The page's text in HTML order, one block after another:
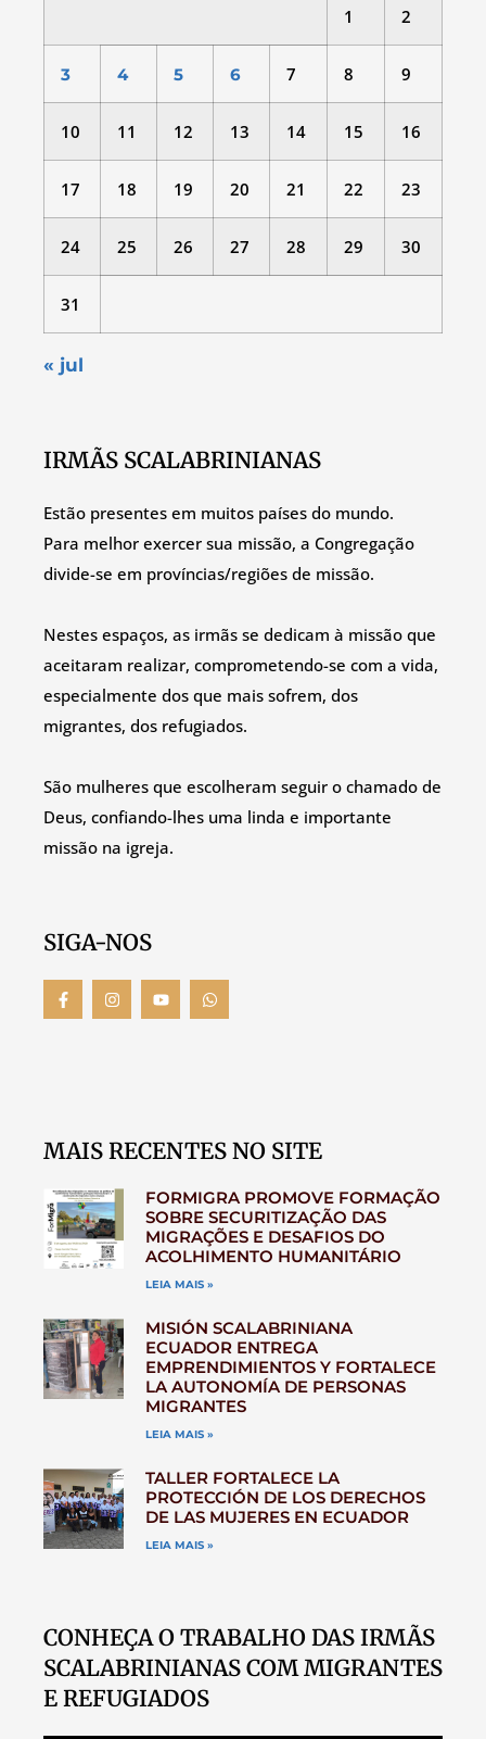
1 2
3 4 5 6 7 8 9
10 11 12 13 14 15 16
17 18 19 20 21 22 23
24 25 26 27 28 29 30
31
« jul
IRMÃS SCALABRINIANAS
Estão presentes em muitos países do mundo.
Para melhor exercer sua missão, a Congregação
divide-se em províncias/regiões de missão.
Nestes espaços, as irmãs se dedicam à missão que
aceitaram realizar, comprometendo-se com a vida,
especialmente dos que mais sofrem, dos
migrantes, dos refugiados.
São mulheres que escolheram seguir o chamado de
Deus, confiando-lhes uma linda e importante
missão na igreja.
SIGA-NOS
MAIS RECENTES NO SITE
FORMIGRA PROMOVE FORMAÇÃO
SOBRE SECURITIZAÇÃO DAS
MIGRAÇÕES E DESAFIOS DO
ACOLHIMENTO HUMANITÁRIO
LEIA MAIS »
MISIÓN SCALABRINIANA
ECUADOR ENTREGA
EMPRENDIMIENTOS Y FORTALECE
LA AUTONOMÍA DE PERSONAS
MIGRANTES
LEIA MAIS »
TALLER FORTALECE LA
PROTECCIÓN DE LOS DERECHOS
DE LAS MUJERES EN ECUADOR
LEIA MAIS »
CONHEÇA O TRABALHO DAS IRMÃS
SCALABRINIANAS COM MIGRANTES
E REFUGIADOS